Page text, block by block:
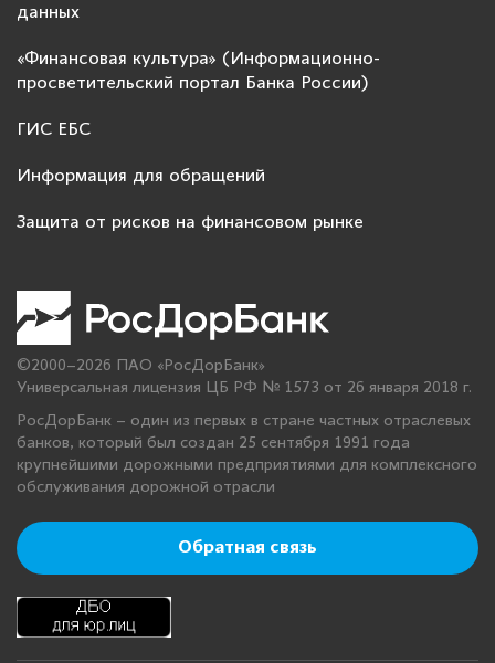
данных
«Финансовая культура» (Информационно-
просветительский портал Банка России)
ГИС ЕБС
Информация для обращений
Защита от рисков на финансовом рынке
©2000–2026 ПАО «РосДорБанк»
Универсальная лицензия ЦБ РФ № 1573 от 26 января 2018 г.
РосДорБанк – один из первых в стране частных отраслевых
банков, который был создан 25 сентября 1991 года
крупнейшими дорожными предприятиями для комплексного
обслуживания дорожной отрасли
Обратная связь